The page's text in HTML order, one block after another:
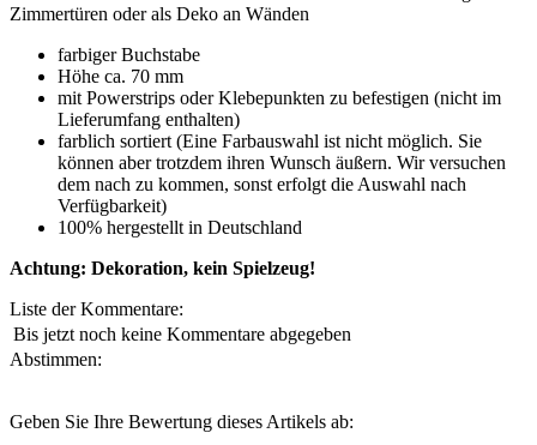
Zimmertüren oder als Deko an Wänden
farbiger Buchstabe
Höhe ca. 70 mm
mit Powerstrips oder Klebepunkten zu befestigen (nicht im
Lieferumfang enthalten)
farblich sortiert (Eine Farbauswahl ist nicht möglich. Sie
können aber trotzdem ihren Wunsch äußern. Wir versuchen
dem nach zu kommen, sonst erfolgt die Auswahl nach
Verfügbarkeit)
100% hergestellt in Deutschland
Achtung: Dekoration, kein Spielzeug!
Liste der Kommentare:
Bis jetzt noch keine Kommentare abgegeben
Abstimmen:
Geben Sie Ihre Bewertung dieses Artikels ab: